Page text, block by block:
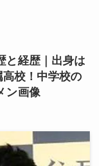
と経歴｜出身は
校！中学校の
ン画像